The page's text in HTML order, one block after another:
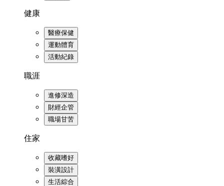
健康
醫療保健
運動體育
活動紀錄
職涯
進修深造
財經企管
職場甘苦
住家
收藏嗜好
裝潢設計
生活綜合